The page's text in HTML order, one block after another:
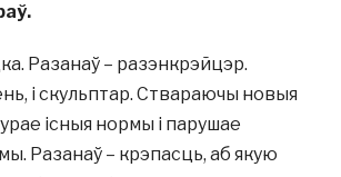
Разанаў – разэнкрэйцэр.
і скульптар. Ствараючы новыя
існыя нормы і парушае
Разанаў – крэпасць, аб якую